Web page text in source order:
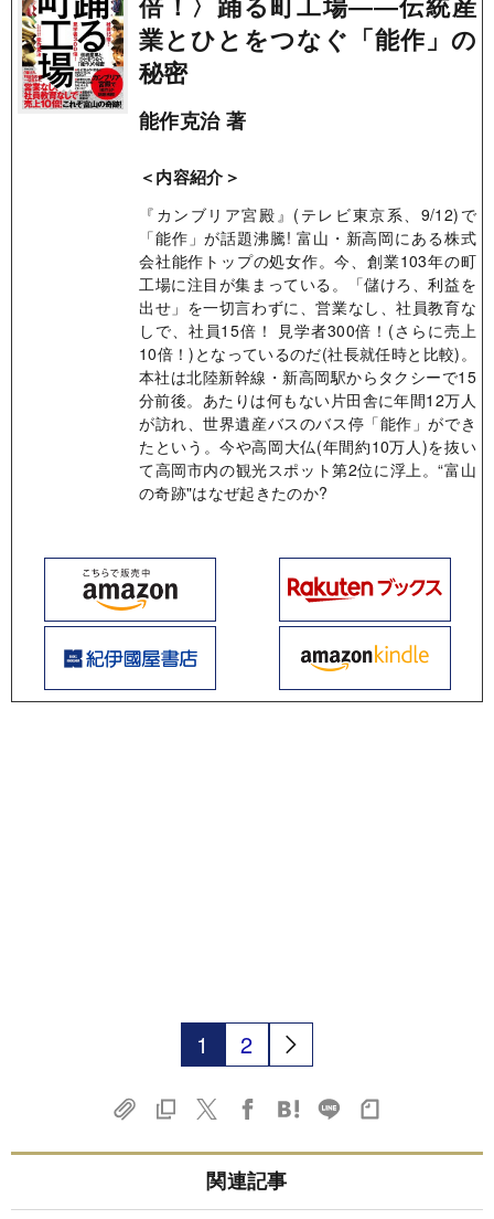
業とひとをつなぐ「能作」の
秘密
能作克治 著
＜内容紹介＞
『カンブリア宮殿』(テレビ東京系、9/12)で
「能作」が話題沸騰! 富山・新高岡にある株式
会社能作トップの処女作。今、創業103年の町
工場に注目が集まっている。「儲けろ、利益を
出せ」を一切言わずに、営業なし、社員教育な
しで、社員15倍！ 見学者300倍！(さらに売上
10倍！)となっているのだ(社長就任時と比較)。
本社は北陸新幹線・新高岡駅からタクシーで15
分前後。あたりは何もない片田舎に年間12万人
が訪れ、世界遺産バスのバス停「能作」ができ
たという。今や高岡大仏(年間約10万人)を抜い
て高岡市内の観光スポット第2位に浮上。“富山
の奇跡"はなぜ起きたのか?
1 2
関連記事